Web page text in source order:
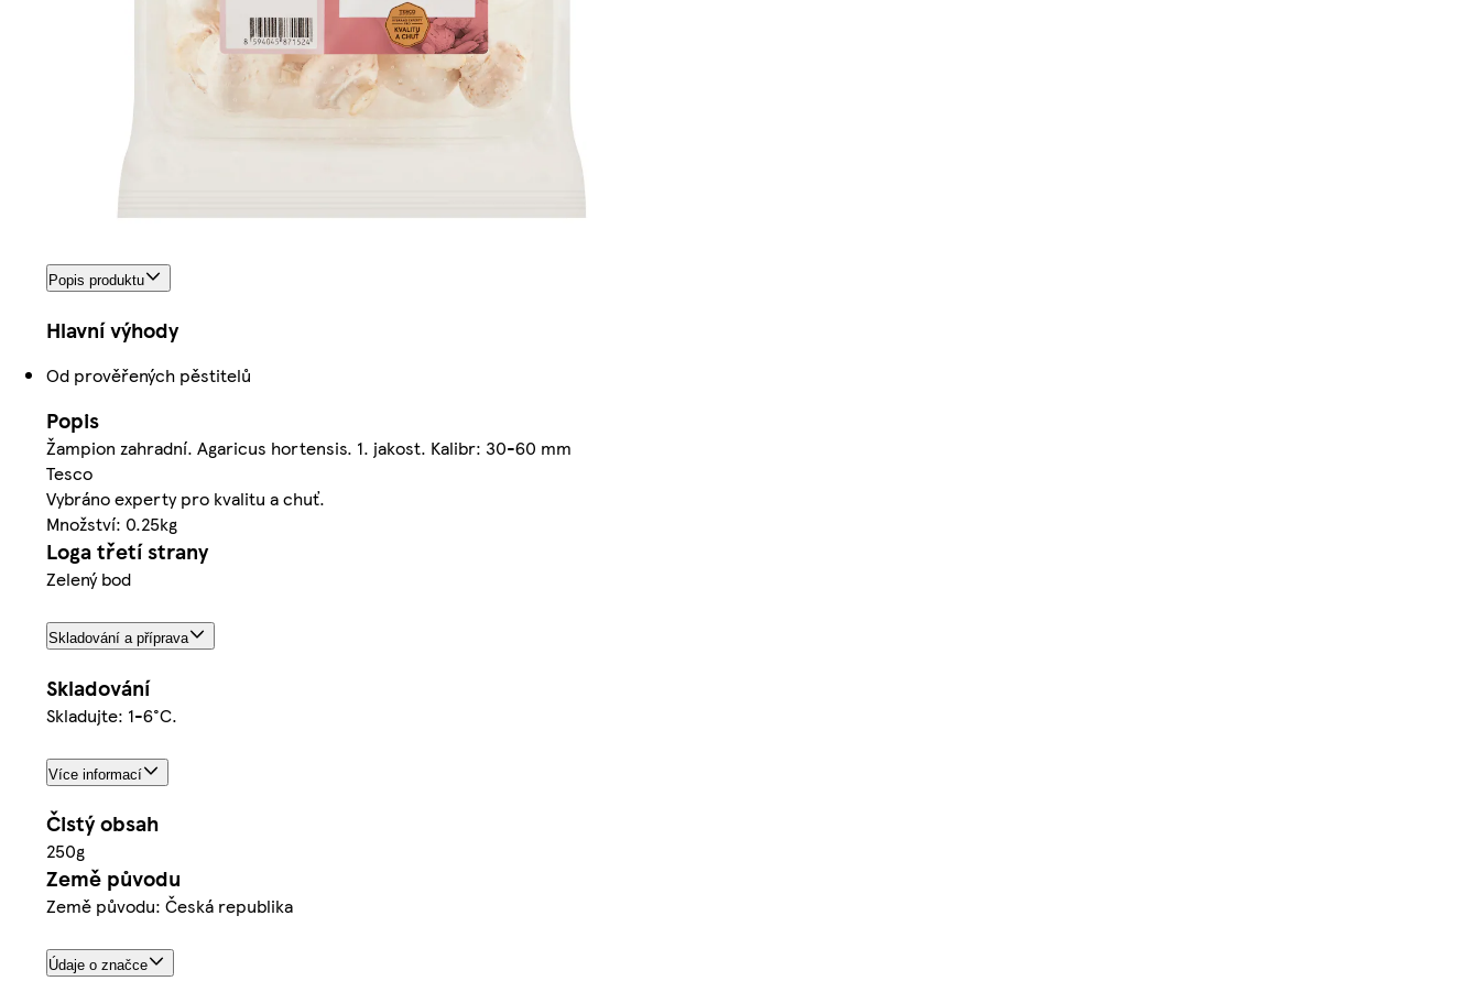
Popis produktu
Hlavní výhody
Od prověřených pěstitelů
Popis
Žampion zahradní. Agaricus hortensis. 1. jakost. Kalibr: 30-60 mm
Tesco
Vybráno experty pro kvalitu a chuť.
Množství: 0.25kg
Loga třetí strany
Zelený bod
Skladování a příprava
Skladování
Skladujte: 1-6°C.
Více informací
Čistý obsah
250g
Země původu
Země původu: Česká republika
Údaje o značce